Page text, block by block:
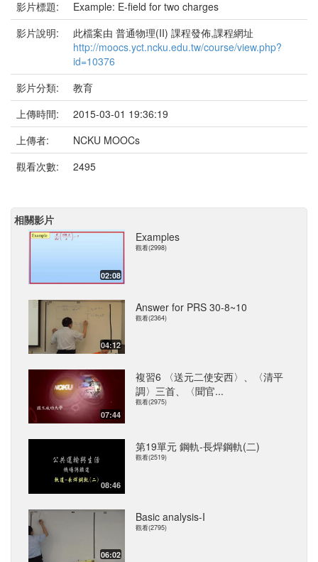
影片標題:
Example: E-field for two charges
影片說明:
此檔案由 普通物理(II) 課程發佈,課程網址
http://moocs.yct.ncku.edu.tw/course/view.php?
id=10376
影片分類:
教育
上傳時間:
2015-03-01 19:36:19
上傳者:
NCKU MOOCs
觀看次數:
2495
相關影片
02:08
Examples
觀看(2998)
04:12
Answer for PRS 30-8~10
觀看(2364)
07:44
複習6 〈送元二使安西〉、〈清平
調〉三首、〈聞官...
觀看(2975)
08:46
第19單元 鋼軌-長焊鋼軌(二)
觀看(2519)
06:02
Basic analysis-I
觀看(2795)